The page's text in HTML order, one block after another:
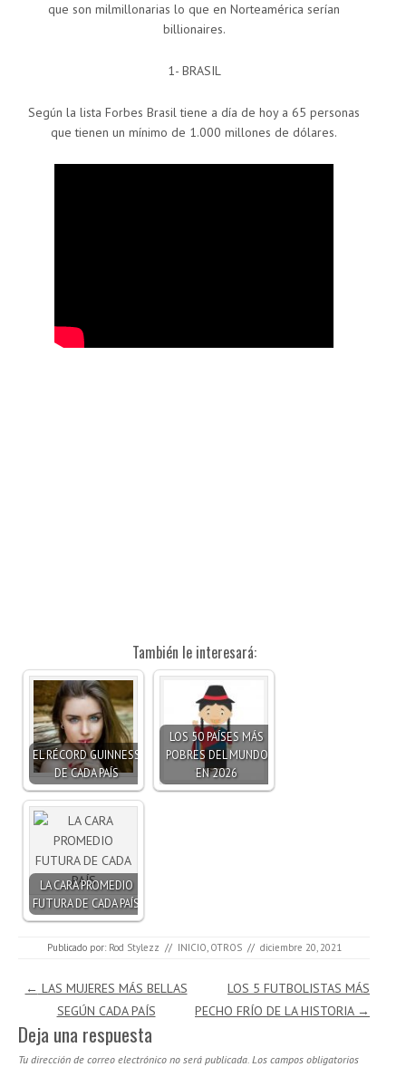
que son milmillonarias lo que en Norteamérica serían
billionaires.
1- BRASIL
Según la lista Forbes Brasil tiene a día de hoy a 65 personas
que tienen un mínimo de 1.000 millones de dólares.
También le interesará:
EL RÉCORD GUINNESS
DE CADA PAÍS
LOS 50 PAÍSES MÁS
POBRES DEL MUNDO
EN 2026
LA CARA PROMEDIO
FUTURA DE CADA PAÍS
Publicado por: Rod Stylezz // INICIO OTROS // diciembre 20, 2021
Navegación de entradas
← LAS MUJERES MÁS BELLAS
SEGÚN CADA PAÍS
LOS 5 FUTBOLISTAS MÁS
PECHO FRÍO DE LA HISTORIA →
Deja una respuesta
Tu dirección de correo electrónico no será publicada. Los campos obligatorios